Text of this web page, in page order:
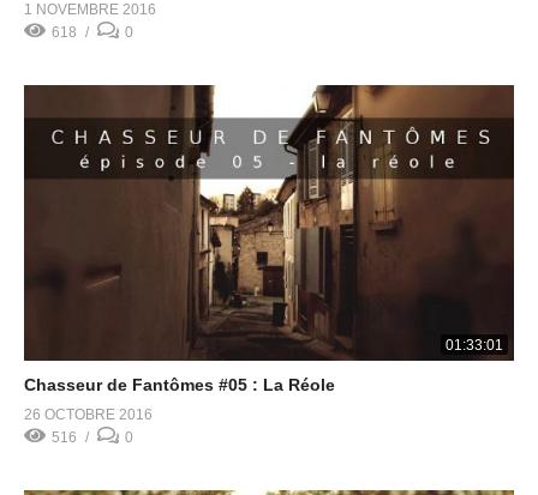
1 NOVEMBRE 2016
618
0
01:33:01
Chasseur de Fantômes #05 : La Réole
26 OCTOBRE 2016
516
0